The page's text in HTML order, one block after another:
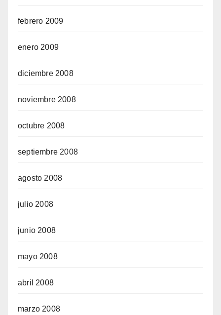
febrero 2009
enero 2009
diciembre 2008
noviembre 2008
octubre 2008
septiembre 2008
agosto 2008
julio 2008
junio 2008
mayo 2008
abril 2008
marzo 2008